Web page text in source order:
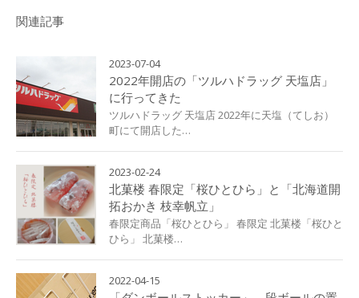
関連記事
2023-07-04
2022年開店の「ツルハドラッグ 天塩店」
に行ってきた
ツルハドラッグ 天塩店 2022年に天塩（てしお）
町にて開店した…
2023-02-24
北菓楼 春限定「桜ひとひら」と「北海道開
拓おかき 枝幸帆立」
春限定商品「桜ひとひら」 春限定 北菓楼「桜ひと
ひら」 北菓楼…
2022-04-15